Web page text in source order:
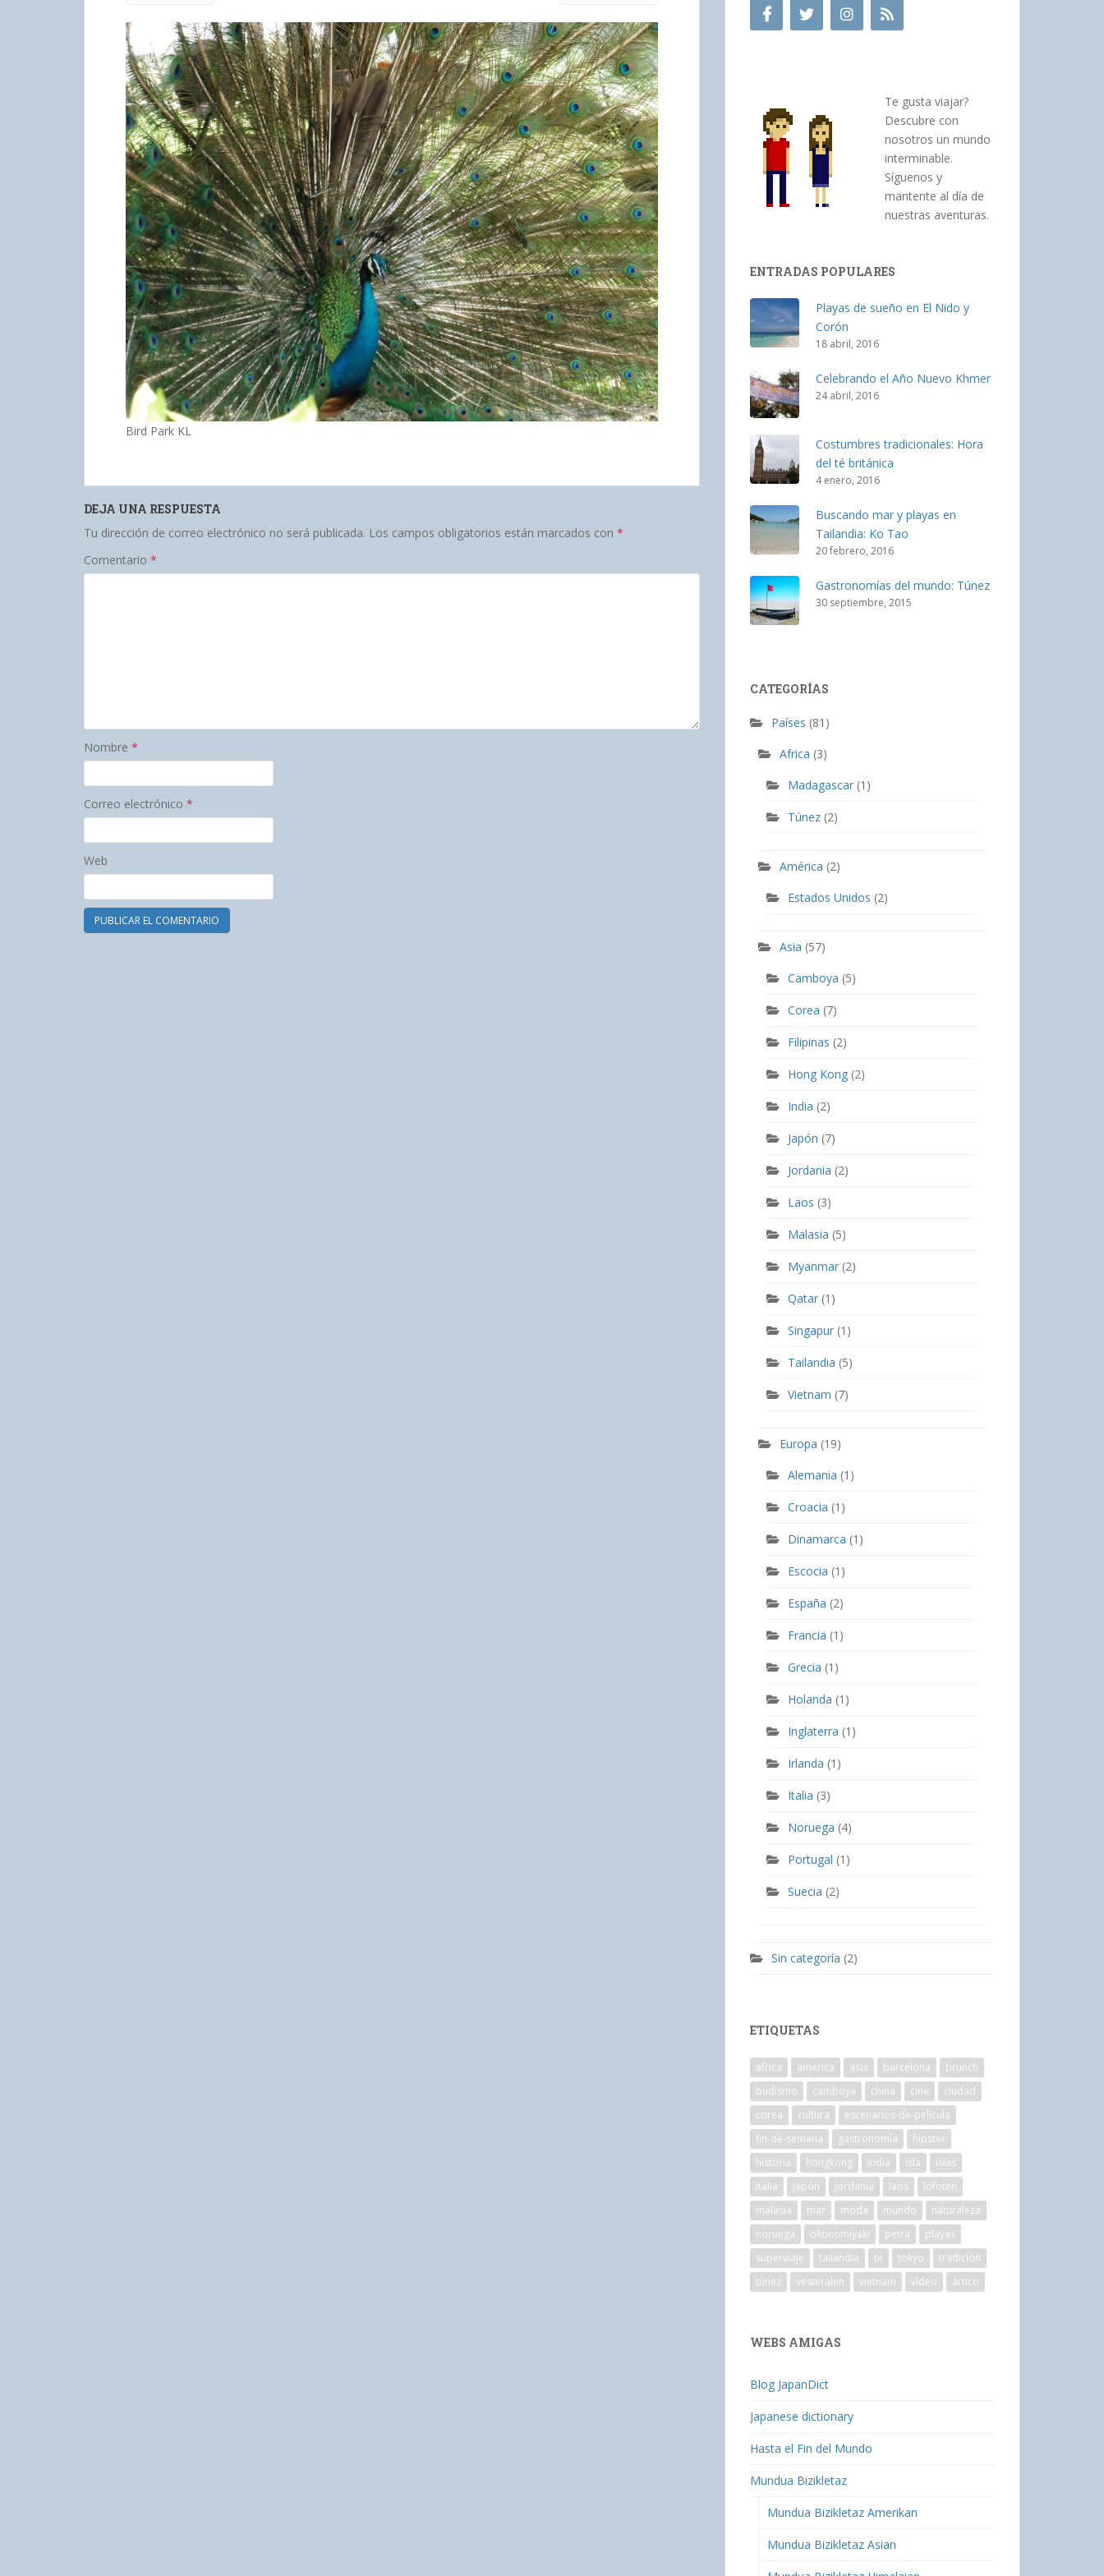
Bird Park KL
DEJA UNA RESPUESTA
Tu dirección de correo electrónico no será publicada. Los campos obligatorios están marcados con *
Comentario *
Nombre *
Correo electrónico *
Web
Te gusta viajar?
Descubre con
nosotros un mundo
interminable.
Síguenos y
mantente al día de
nuestras aventuras.
ENTRADAS POPULARES
Playas de sueño en El Nido y
Corón
18 abril, 2016
Celebrando el Año Nuevo Khmer
24 abril, 2016
Costumbres tradicionales: Hora
del té británica
4 enero, 2016
Buscando mar y playas en
Tailandia: Ko Tao
20 febrero, 2016
Gastronomías del mundo: Túnez
30 septiembre, 2015
CATEGORÍAS
Países (81)
Africa (3)
Madagascar (1)
Túnez (2)
América (2)
Estados Unidos (2)
Asia (57)
Camboya (5)
Corea (7)
Filipinas (2)
Hong Kong (2)
India (2)
Japón (7)
Jordania (2)
Laos (3)
Malasia (5)
Myanmar (2)
Qatar (1)
Singapur (1)
Tailandia (5)
Vietnam (7)
Europa (19)
Alemania (1)
Croacia (1)
Dinamarca (1)
Escocia (1)
España (2)
Francia (1)
Grecia (1)
Holanda (1)
Inglaterra (1)
Irlanda (1)
Italia (3)
Noruega (4)
Portugal (1)
Suecia (2)
Sin categoría (2)
ETIQUETAS
africa america asia barcelona
brunch
budismo
camboya china cine
ciudad
corea
cultura
escenarios-de-película
fin-de-semana
gastronomía
hipster
historia
hongkong india isla
islas
italia
japón jordania laos
lofoten
malasia
mar moda mundo
naturaleza
noruega
okonomiyaki petra
playas
superviaje
tailandia te tokyo
tradición
túnez
vesteralen vietnam vídeo ártico
WEBS AMIGAS
Blog JapanDict
Japanese dictionary
Hasta el Fin del Mundo
Mundua Bizikletaz
Mundua Bizikletaz Amerikan
Mundua Bizikletaz Asian